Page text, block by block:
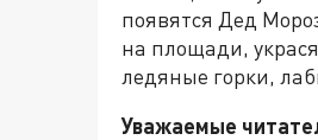
появятся Дед
на площади,
ледяные горки,
Уважаемые